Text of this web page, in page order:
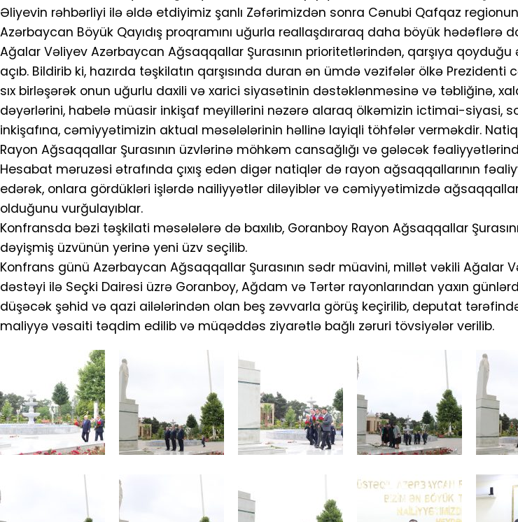
Əliyevin rəhbərliyi ilə əldə etdiyimiz şanlı Zəfərimizdən sonra Cənubi Qafqaz
Azərbaycan Böyük Qayıdış proqramını uğurla reallaşdıraraq daha böyük hədəflərə
Ağalar Vəliyev Azərbaycan Ağsaqqallar Şurasının prioritetlərindən, qarşıya
açıb. Bildirib ki, hazırda təşkilatın qarşısında duran ən ümdə vəzifələr ölkə
sıx birləşərək onun uğurlu daxili və xarici siyasətinin dəstəklənməsinə və təbliğinə,
dəyərlərini, habelə müasir inkişaf meyillərini nəzərə alaraq ölkəmizin ictimai-siyasi,
inkişafına, cəmiyyətimizin aktual məsələlərinin həllinə layiqli töhfələr verməkdir. Natiq
Rayon Ağsaqqallar Şurasının üzvlərinə möhkəm cansağlığı və gələcək
Hesabat məruzəsi ətrafında çıxış edən digər natiqlər də rayon ağsaqqallarının
edərək, onlara gördükləri işlərdə nailiyyətlər diləyiblər və cəmiyyətimizdə
olduğunu vurğulayıblar.
Konfransda bəzi təşkilati məsələlərə də baxılıb, Goranboy Rayon Ağsaqqallar
dəyişmiş üzvünün yerinə yeni üzv seçilib.
Konfrans günü Azərbaycan Ağsaqqallar Şurasının sədr müavini, millət vəkili Ağalar
dəstəyi ilə Seçki Dairəsi üzrə Goranboy, Ağdam və Tərtər rayonlarından yaxın
düşəcək şəhid və qazi ailələrindən olan beş zəvvarla görüş keçirilib, deputat
maliyyə vəsaiti təqdim edilib və müqəddəs ziyarətlə bağlı zəruri tövsiyələr verilib.